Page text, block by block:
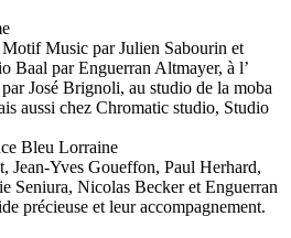
Motif Music par Julien Sabourin et
Baal par Enguerran Altmayer, à l’
José Brignoli, au studio de la moba
aussi chez Chromatic studio, Studio
Bleu Lorraine
Jean-Yves Goueffon, Paul Herhard,
Seniura, Nicolas Becker et Enguerran
précieuse et leur accompagnement.